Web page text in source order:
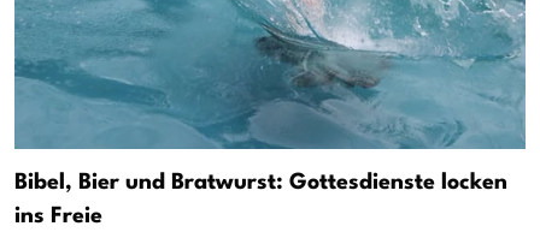
Bibel, Bier und Bratwurst: Gottesdienste locken
ins Freie